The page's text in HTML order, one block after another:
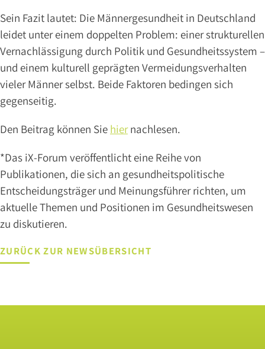
MARA
MOSTERS
Leistungen
NAVIGATION
ÜBERSPRINGEN
KREBSVORSORGE
ANDROLOGIE
VASEKTOMIE
KINDERUROLOGIE
KONTINENZTHERAPIE
MEDIKAMENTÖSE
TUMORTHERAPIE
AMBULANTE
OPERATIONEN
STATIONÄRE
OPERATIONEN
SPEZIELLE
LABORLEISTUNGEN
INFERTILITÄT
/
KINDERWUNSCH
SPERMAUNTERSUCHUNG
PALLIATIVMEDIZIN
STÖRUNGEN
DER
GESCHLECHTSIDENTITÄT
ZWEITMEINUNG
DATENSCHUTZ
Erklär-
Videos
Sein Fazit lautet: Die Männergesundheit in Deutschland
leidet unter einem doppelten Problem: einer strukturellen
Vernachlässigung durch Politik und Gesundheitssystem –
und einem kulturell geprägten Vermeidungsverhalten
vieler Männer selbst. Beide Faktoren bedingen sich
gegenseitig.
Den Beitrag können Sie hiernachlesen.
*Das iX-Forum veröffentlicht eine Reihe von
Publikationen, die sich an gesundheitspolitische
Entscheidungsträger und Meinungsführer richten, um
aktuelle Themen und Positionen im Gesundheitswesen
zu diskutieren.
ZURÜCK ZUR NEWSÜBERSICHT